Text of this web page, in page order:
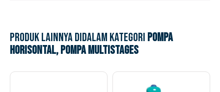
Produk lainnya didalam kategori Pompa
Horisontal,Pompa Multistages